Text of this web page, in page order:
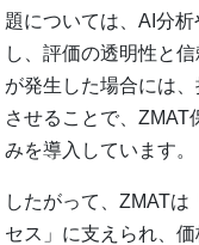
題については、AI分
し、評価の透明性と
が発生した場合には
させることで、ZMAT
みを導入しています。
したがって、ZMATは
セス」に支えられ、